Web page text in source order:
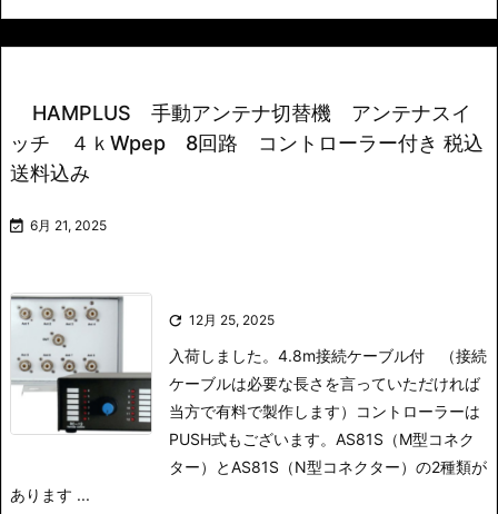
HAMPLUS 手動アンテナ切替機 アンテナスイ
ッチ ４ｋWpep 8回路 コントローラー付き 税込
送料込み
 6月 21, 2025
 12月 25, 2025
入荷しました。4.8m接続ケーブル付 （接続
ケーブルは必要な長さを言っていただければ
当方で有料で製作します）
コントローラーは
PUSH式もございます。 AS81S（M型コネク
ター）とAS81S（N型コネクター）の2種類が
あります ...